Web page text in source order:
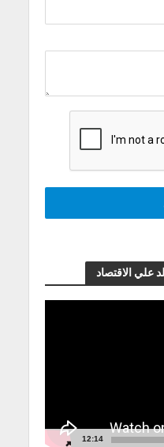
علي الاقتصاد
12:14